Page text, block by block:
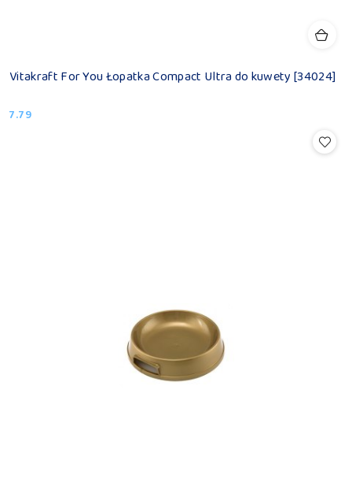
Vitakraft For You Łopatka Compact Ultra do kuwety [34024]
Cena:
7.79